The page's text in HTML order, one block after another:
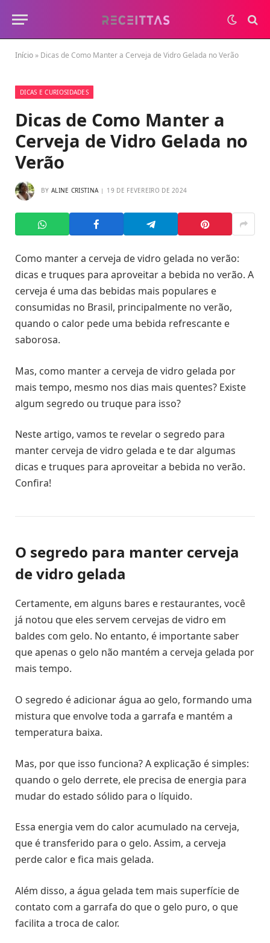
Início » Dicas de Como Manter a Cerveja de Vidro Gelada no Verão
DICAS E CURIOSIDADES
Dicas de Como Manter a
Cerveja de Vidro Gelada no
Verão
BY ALINE CRISTINA 19 DE FEVEREIRO DE 2024
Como manter a cerveja de vidro gelada no verão:
dicas e truques para aproveitar a bebida no verão. A
cerveja é uma das bebidas mais populares e
consumidas no Brasil, principalmente no verão,
quando o calor pede uma bebida refrescante e
saborosa.
Mas, como manter a cerveja de vidro gelada por
mais tempo, mesmo nos dias mais quentes? Existe
algum segredo ou truque para isso?
Neste artigo, vamos te revelar o segredo para
manter cerveja de vidro gelada e te dar algumas
dicas e truques para aproveitar a bebida no verão.
Confira!
O segredo para manter cerveja
de vidro gelada
Certamente, em alguns bares e restaurantes, você
já notou que eles servem cervejas de vidro em
baldes com gelo. No entanto, é importante saber
que apenas o gelo não mantém a cerveja gelada por
mais tempo.
O segredo é adicionar água ao gelo, formando uma
mistura que envolve toda a garrafa e mantém a
temperatura baixa.
Mas, por que isso funciona? A explicação é simples:
quando o gelo derrete, ele precisa de energia para
mudar do estado sólido para o líquido.
Essa energia vem do calor acumulado na cerveja,
que é transferido para o gelo. Assim, a cerveja
perde calor e fica mais gelada.
Além disso, a água gelada tem mais superfície de
contato com a garrafa do que o gelo puro, o que
facilita a troca de calor.